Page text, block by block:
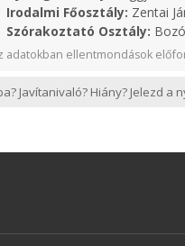
Irodalmi Főosztály: Zentai
Szórakoztató Osztály:
adatokban ellentmondások
Javítanivaló? Hiány? Jelezd